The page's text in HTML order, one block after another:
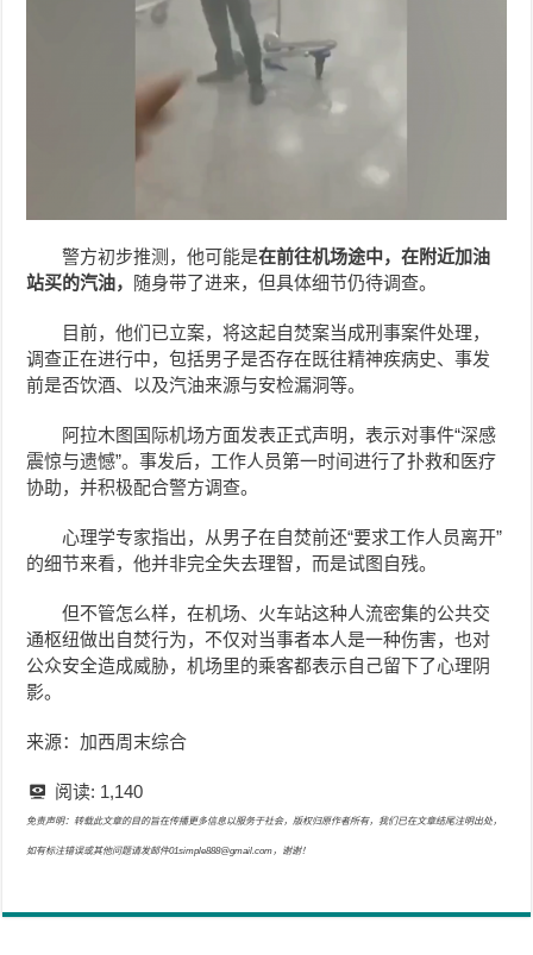
警方初步推测，他可能是在前往机场途中，在附近加油
站买的汽油，
随身带了进来，但具体细节仍待调查。
目前，他们已立案，将这起自焚案当成刑事案件处理，
调查正在进行中，包括男子是否存在既往精神疾病史、事发
前是否饮酒、以及汽油来源与安检漏洞等。
阿拉木图国际机场方面发表正式声明，表示对事件“深感
震惊与遗憾”。事发后，工作人员第一时间进行了扑救和医疗
协助，并积极配合警方调查。
心理学专家指出，从男子在自焚前还“要求工作人员离开”
的细节来看，他并非完全失去理智，而是试图自残。
但不管怎么样，在机场、火车站这种人流密集的公共交
通枢纽做出自焚行为，不仅对当事者本人是一种伤害，也对
公众安全造成威胁，机场里的乘客都表示自己留下了心理阴
影。
来源：加西周末综合
阅读: 1,140
免责声明：转载此文章的目的旨在传播更多信息以服务于社会，版权归原作者所有，我们已在文章结尾注明出处，
如有标注错误或其他问题请发邮件01simple888@gmail.com，谢谢！